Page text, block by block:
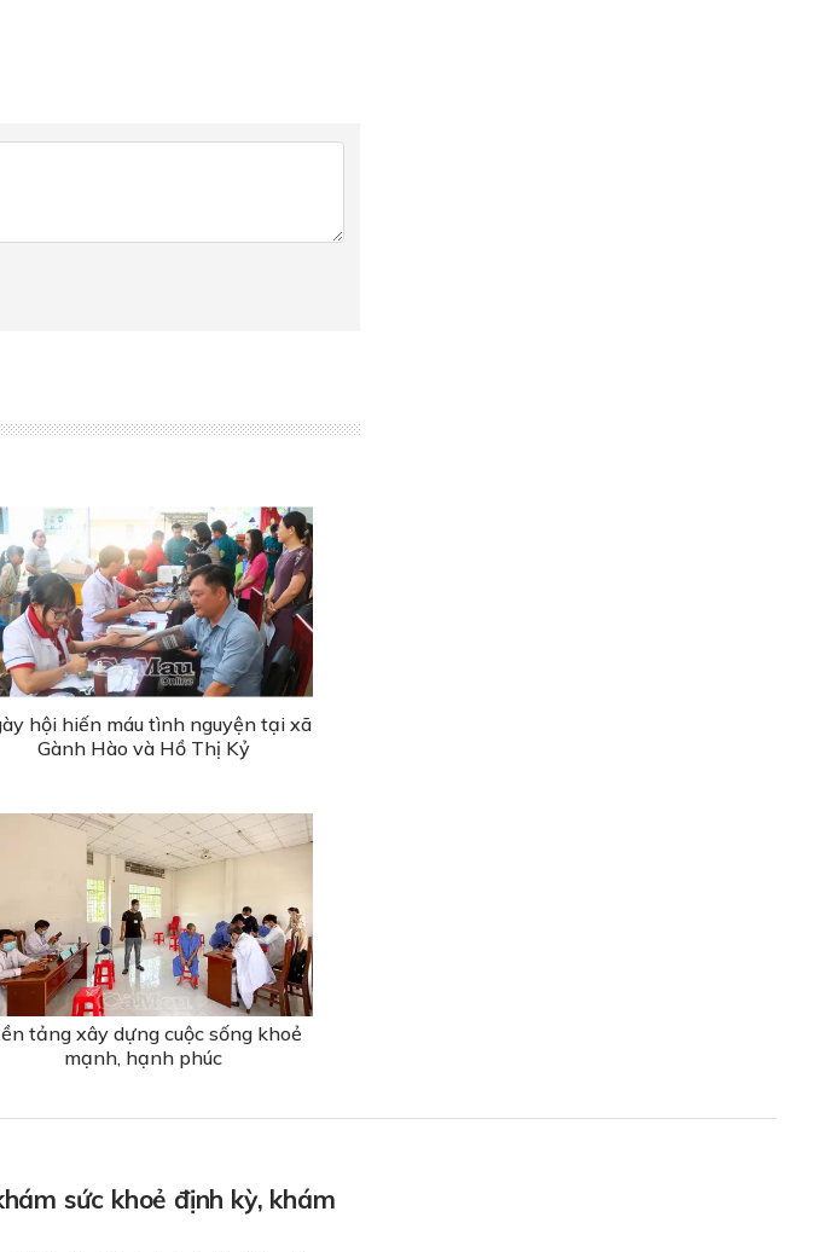
hội hiến máu tình nguyện tại xã
Gành Hào và Hồ Thị Kỷ
tảng xây dựng cuộc sống khoẻ
mạnh, hạnh phúc
sức khoẻ định kỳ, khám